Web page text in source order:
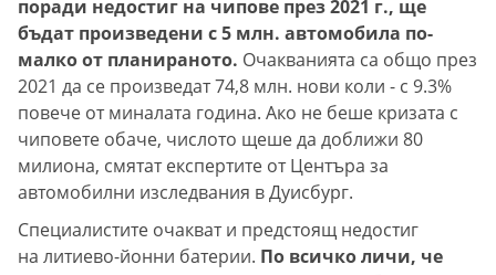
поради недостиг на чипове през 2021 г., ще
бъдат произведени с 5 млн. автомобила по-
малко от планираното. Очакванията са общо през
2021 да се произведат 74,8 млн. нови коли - с 9.3%
повече от миналата година. Ако не беше кризата с
чиповете обаче, числото щеше да доближи 80
милиона, смятат експертите от Центъра за
автомобилни изследвания в Дуисбург.
Специалистите очакват и предстоящ недостиг
на литиево-йонни батерии. По всичко личи, че